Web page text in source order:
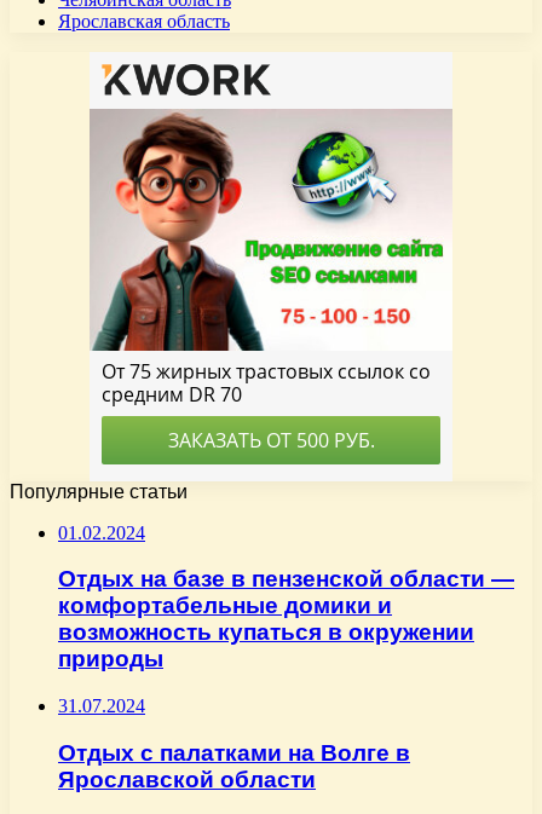
Ярославская область
Популярные статьи
01.02.2024
Отдых на базе в пензенской области —
комфортабельные домики и
возможность купаться в окружении
природы
31.07.2024
Отдых с палатками на Волге в
Ярославской области